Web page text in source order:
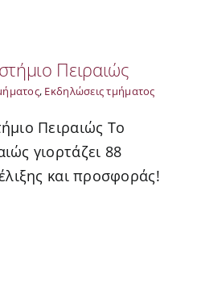
Πειραιώς
, Εκδηλώσεις τμήματος
Πειραιώς Το
γιορτάζει 88
και προσφοράς!